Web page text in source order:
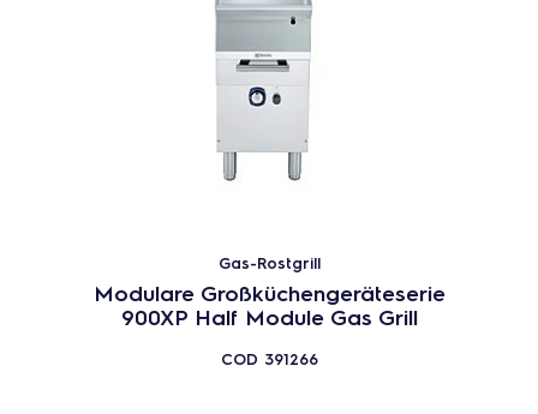
Gas-Rostgrill
Modulare Großküchengeräteserie
900XP Half Module Gas Grill
COD 391266